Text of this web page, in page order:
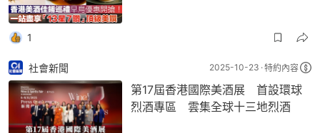
1
社會新聞 2025-10-23 特約內容
第17屆香港國際美酒展 首設環球
烈酒專區 雲集全球十三地烈酒